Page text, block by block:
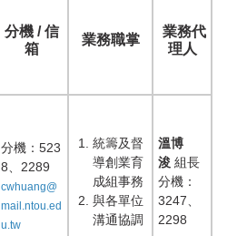
分機 / 信
箱
業務職掌
業務代
理人
分機：523
8、2289
cwhuang@
mail.ntou.ed
u.tw
統籌及督
導創業育
成組事務
與各單位
溝通協調
溫博
浚 組長
分機：
3247、
2298